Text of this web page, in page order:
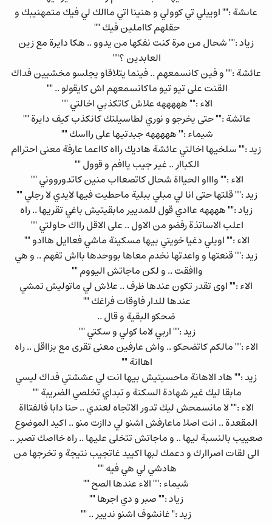
عاىشة :"" اوييلي تي كوولي و هنينا اتي ماالك لي فيك متمهنيبك و
حقلهم كااملين فيك ""
زياد :"" شحال من مرة كنت نفكها من يدوو .. هكا دايرة مع زين
العابدين ؟""
عائشة :"" و فين كانسمعهم .. فينما يتلاقاو يجلسو مخشيين فداك
القنت على تيو تيو ماكانسمعهم اش كايقولو .. ""
الاء :"" هههههه علاش كاتكذبي اخالتي ""
عائشة :"" حتى يخرجو و نوري لطاسيلتك كانكذب كيف دايرة ""
شيماء :"' هههههه جبدتيها على رااسك ""
زيد :"" سلخيها اخالتي عائشة هاديك رااه كااعما عارفة معنى احتراام
الكباار .. غير جيب ياافم و قوول ""
الاء :"" واااو الحيااة شحال كاتصعااب منين كاتدورووني ""
زيد :"" قلتها حتى انا لي مبلي ببلية ماحطيت فيها لايدي لا رجلي ""
زياد :"" ههههه عاادي قول للمديير مابقيتيش باغي تقريها .. راه
اعلب الاساتذة رفضو من الاول .. على الاقل رااك حاولتي ""
الاء :"" اويلي دغيا خويتي بيها مسكينة ماشي فعاايل هاادو ""
زيد :"" قنعتها و واعدتها نخدم معاها بووحدها بااش تفهم .. و هي
واافقت .. و لكن ماجاتش اليووم ""
الاء :"" اوى تقدر تكون عندها ظرف .. علاش لي ماتوليش تمشي
عندها للدار فاوقات فراغك ""
ضحكو البقية و قال ..
زيد :"" اربي لاما كولي و سكتي ""
الاء :"" مالكم كاتضحكو .. واش عارفين معنى تقرى مع بزااقل .. راه
اهاانة ""
زيد :"" هاد الاهانة ماحسيتيش بيها انت لي عششتي فداك ليسي
مابقا ليك غير شهادة السكنة و تبداي تخلصي الضريبة ""
الاء :"" لا مانسمحش ليك تدور الاتجاه لعندي .. حنا دابا فالفتااة
المقعدة .. انت اصلا ماعارفش اشنو لي داازت منو .. اكيد الموضوع
صعييب بالنسبة ليها .. و ماجاتش تتخلى عليها .. راه خااصك تصبر ..
الى لقات اصراارك و دعمك لبها اكييد غاتجيب نتيجة و تخرجها من
هادشي لي هي فيه ""
شيماء :"" الاء عندها الصح ""
زياد :"" صبر و دي اجرها ""
زيد :" غانشوف اشنو نديير .. ""